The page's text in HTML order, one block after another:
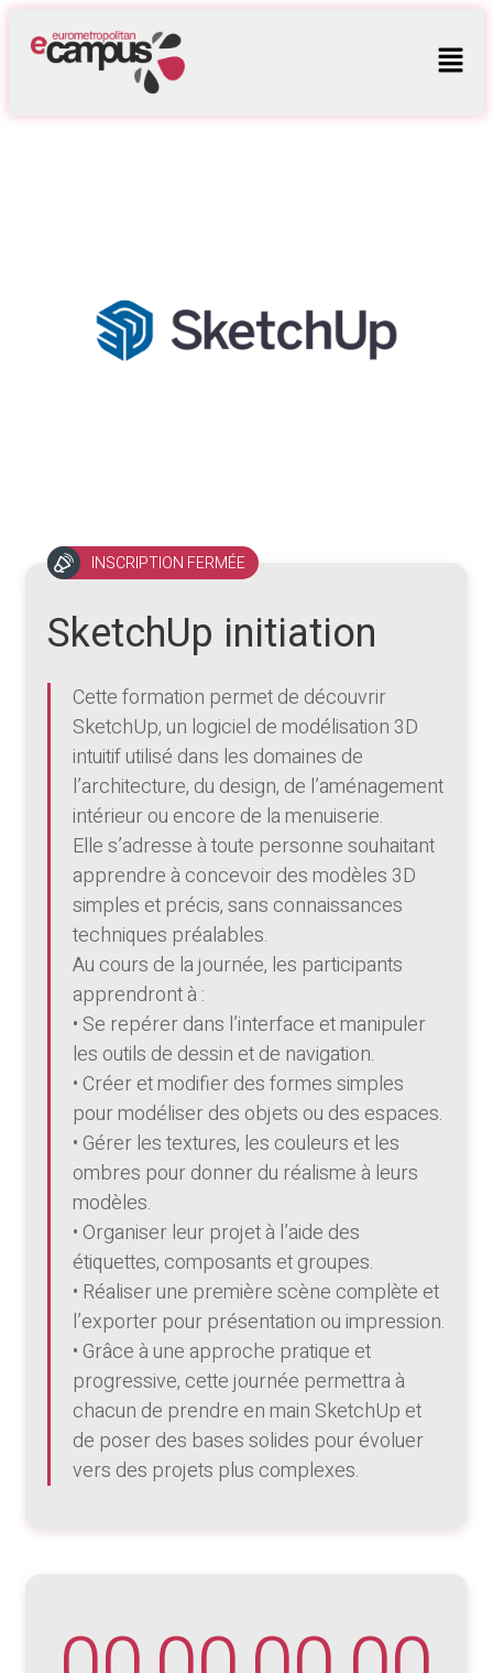
INSCRIPTION FERMÉE
SketchUp initiation
Cette formation permet de découvrir
SketchUp, un logiciel de modélisation 3D
intuitif utilisé dans les domaines de
l’architecture, du design, de l’aménagement
intérieur ou encore de la menuiserie.
Elle s’adresse à toute personne souhaitant
apprendre à concevoir des modèles 3D
simples et précis, sans connaissances
techniques préalables.
Au cours de la journée, les participants
apprendront à :
• Se repérer dans l’interface et manipuler
les outils de dessin et de navigation.
• Créer et modifier des formes simples
pour modéliser des objets ou des espaces.
• Gérer les textures, les couleurs et les
ombres pour donner du réalisme à leurs
modèles.
• Organiser leur projet à l’aide des
étiquettes, composants et groupes.
• Réaliser une première scène complète et
l’exporter pour présentation ou impression.
• Grâce à une approche pratique et
progressive, cette journée permettra à
chacun de prendre en main SketchUp et
de poser des bases solides pour évoluer
vers des projets plus complexes.